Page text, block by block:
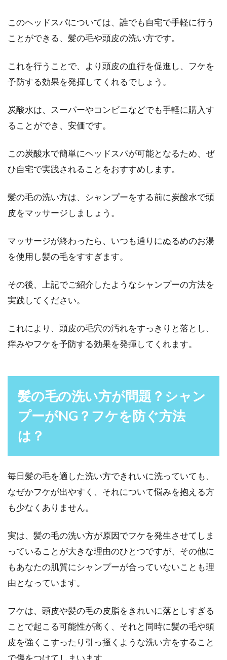
このヘッドスパについては、誰でも自宅で手軽に行う
ことができる、髪の毛や頭皮の洗い方です。
これを行うことで、より頭皮の血行を促進し、フケを
予防する効果を発揮してくれるでしょう。
炭酸水は、スーパーやコンビニなどでも手軽に購入す
ることができ、安価です。
この炭酸水で簡単にヘッドスパが可能となるため、ぜ
ひ自宅で実践されることをおすすめします。
髪の毛の洗い方は、シャンプーをする前に炭酸水で頭
皮をマッサージしましょう。
マッサージが終わったら、いつも通りにぬるめのお湯
を使用し髪の毛をすすぎます。
その後、上記でご紹介したようなシャンプーの方法を
実践してください。
これにより、頭皮の毛穴の汚れをすっきりと落とし、
痒みやフケを予防する効果を発揮してくれます。
髪の毛の洗い方が問題？シャン
プーがNG？フケを防ぐ方法
は？
毎日髪の毛を適した洗い方できれいに洗っていても、
なぜかフケが出やすく、それについて悩みを抱える方
も少なくありません。
実は、髪の毛の洗い方が原因でフケを発生させてしま
っていることが大きな理由のひとつですが、その他に
もあなたの肌質にシャンプーが合っていないことも理
由となっています。
フケは、頭皮や髪の毛の皮脂をきれいに落としすぎる
ことで起こる可能性が高く、それと同時に髪の毛や頭
皮を強くこすったり引っ掻くような洗い方をすること
で傷をつけてしまいます。